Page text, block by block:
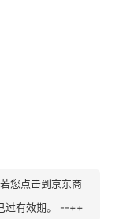
您点击到京东商
过有效期。 --++